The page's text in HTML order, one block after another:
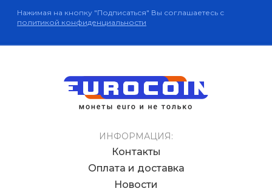
Нажимая на кнопку "Подписаться" Вы соглашаетесь с
политикой конфиденциальности
ИНФОРМАЦИЯ:
Контакты
Оплата и доставка
Новости